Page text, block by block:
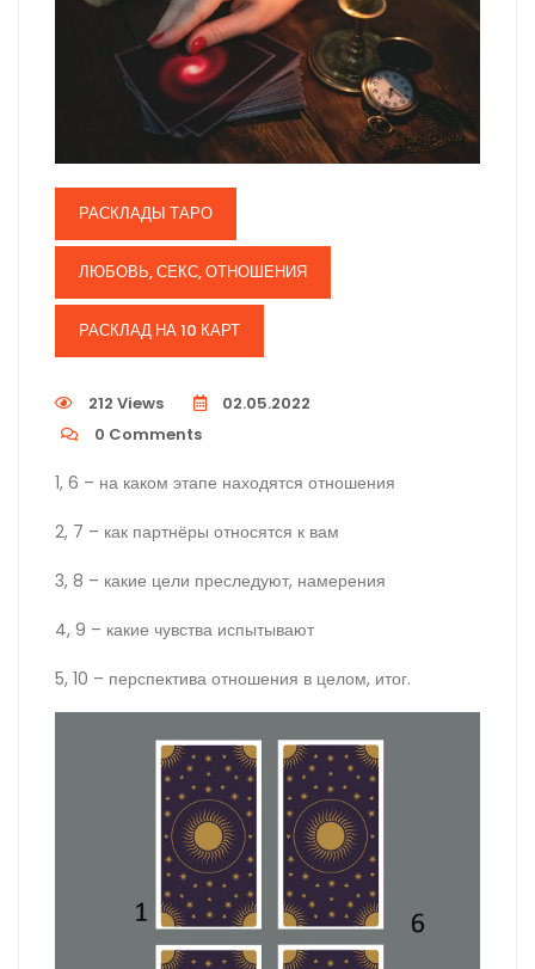
РАСКЛАДЫ ТАРО
ЛЮБОВЬ, СЕКС, ОТНОШЕНИЯ
РАСКЛАД НА 10 КАРТ
212 Views
02.05.2022
0 Comments
1, 6 – на каком этапе находятся отношения
2, 7 – как партнёры относятся к вам
3, 8 – какие цели преследуют, намерения
4, 9 – какие чувства испытывают
5, 10 – перспектива отношения в целом, итог.